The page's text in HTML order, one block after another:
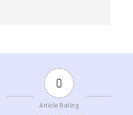
0
Article Rating